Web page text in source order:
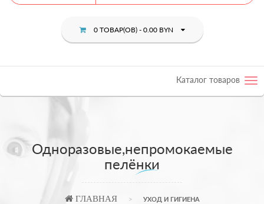
0 ТОВАР(ОВ) - 0.00 BYN
Каталог товаров
Одноразовые,непромокаемые
пелёнки
ГЛАВНАЯ
УХОД И ГИГИЕНА